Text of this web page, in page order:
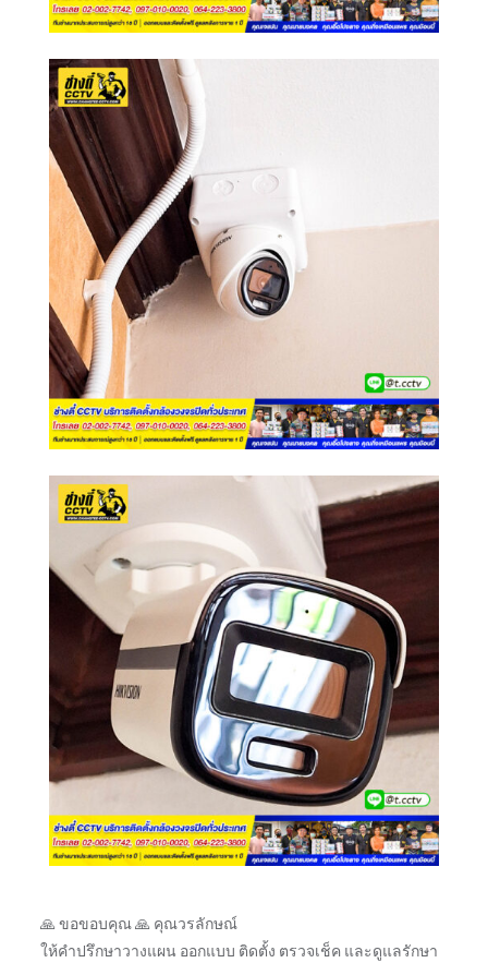
🙏 ขอขอบคุณ 🙏 คุณวรลักษณ์
ให้คำปรึกษาวางแผน ออกแบบ ติดตั้ง ตรวจเช็ค และดูแลรักษา